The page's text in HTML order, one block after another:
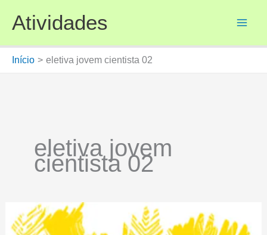
para
conteúdo
Atividades
Início eletiva jovem cientista 02
eletiva jovem
cientista 02